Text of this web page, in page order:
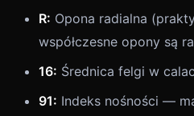
R: Opona radialna
współczesne opony są
16: Średnica felgi w
91: Indeks nośności —